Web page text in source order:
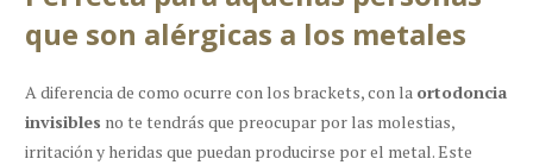
que son alérgicas a los metales
A diferencia de como ocurre con los brackets, con la ortodoncia
invisibles no te tendrás que preocupar por las molestias,
irritación y heridas que puedan producirse por el metal. Este